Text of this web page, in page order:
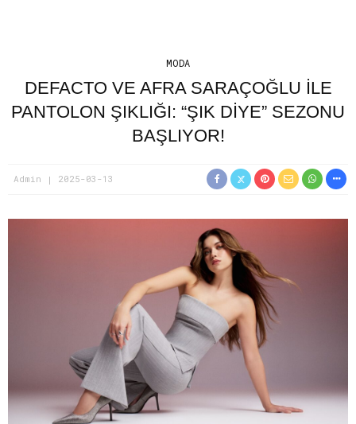
MODA
DEFACTO VE AFRA SARAÇOĞLU ILE
PANTOLON ŞIKLIĞI: “ŞIK DIYE” SEZONU
BAŞLIYOR!
Admin 2025-03-13